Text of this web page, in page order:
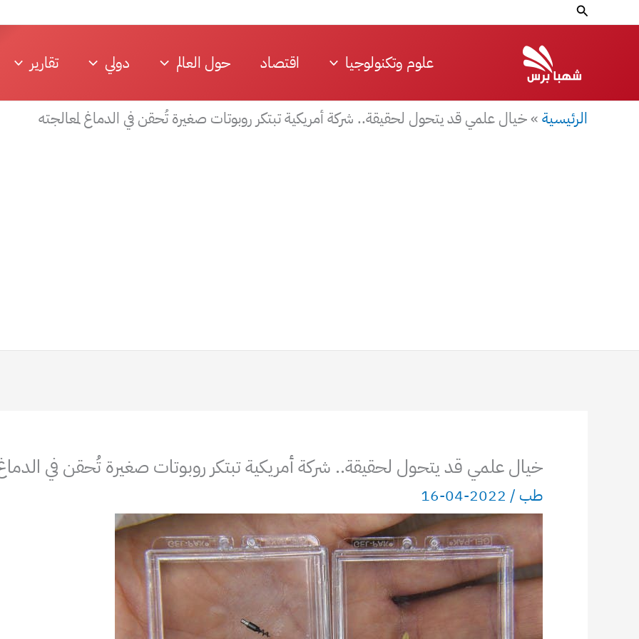
البحث
علوم وتكنولوجيا اقتصاد حول العالم دولي تقارير
الرئيسية»خيال علمي قد يتحول لحقيقة.. شركة أمريكية تبتكر روبوتات صغيرة تُحقن في الدماغ لمعالجته
خيال علمي قد يتحول لحقيقة.. شركة أمريكية تبتكر روبوتات صغيرة تُحقن في الدماغ
طب /
2022-04-16